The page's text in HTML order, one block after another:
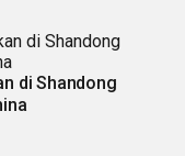
di Shandong